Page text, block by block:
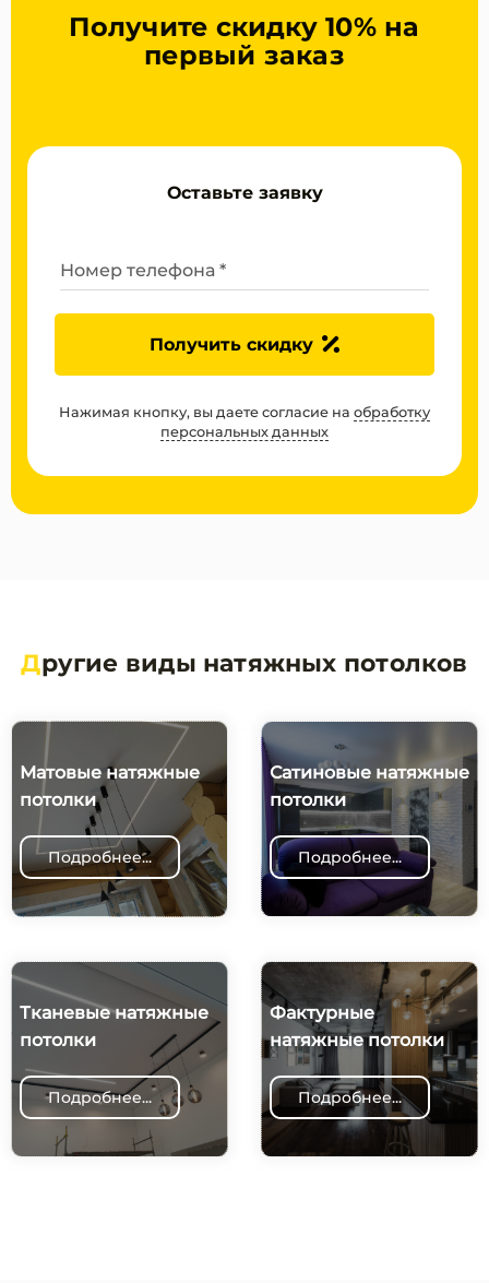
Получите скидку 10% на
первый заказ
Оставьте заявку
Номер телефона *
Получить скидку
Нажимая кнопку, вы даете согласие на обработку
персональных данных
Другие виды натяжных потолков
Матовые натяжные
потолки
Подробнее...
Сатиновые натяжные
потолки
Подробнее...
Тканевые натяжные
потолки
Подробнее...
Фактурные
натяжные потолки
Подробнее...